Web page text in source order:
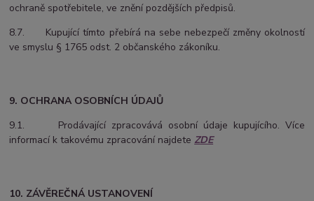
ochraně spotřebitele, ve znění pozdějších předpisů.
8.7. Kupující tímto přebírá na sebe nebezpečí změny okolností
ve smyslu § 1765 odst. 2 občanského zákoníku.
9. OCHRANA OSOBNÍCH ÚDAJŮ
9.1. Prodávající zpracovává osobní údaje kupujícího. Více
informací k takovému zpracování najdete ZDE
10. ZÁVĚREČNÁ USTANOVENÍ